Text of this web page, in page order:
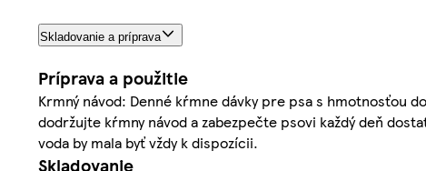
Skladovanie a príprava
Príprava a použitie
Krmný návod: Denné kŕmne dávky pre psa s hmotnosťou
dodržujte kŕmny návod a zabezpečte psovi každý deň
voda by mala byť vždy k dispozícii.
Skladovanie